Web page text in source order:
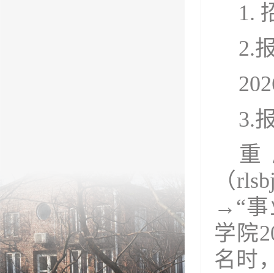
1.
2.
3.
（
→“
学院
名时